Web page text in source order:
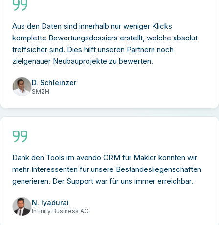
Aus den Daten sind innerhalb nur weniger Klicks
komplette Bewertungsdossiers erstellt, welche absolut
treffsicher sind. Dies hilft unseren Partnern noch
zielgenauer Neubauprojekte zu bewerten.
D. Schleinzer
SMZH
Dank den Tools im avendo CRM für Makler konnten wir
mehr Interessenten für unsere Bestandesliegenschaften
generieren. Der Support war für uns immer erreichbar.
N. Iyadurai
Infinity Business AG